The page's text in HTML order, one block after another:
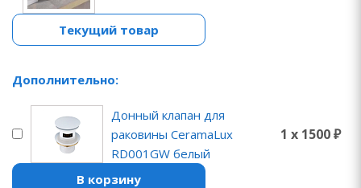
Текущий товар
Дополнительно:
Донный клапан для
раковины CeramaLux
RD001GW белый
1 x 1500 ₽
В корзину